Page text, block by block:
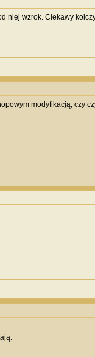
niej wzrok. Ciekawy
modyfikacją, czy